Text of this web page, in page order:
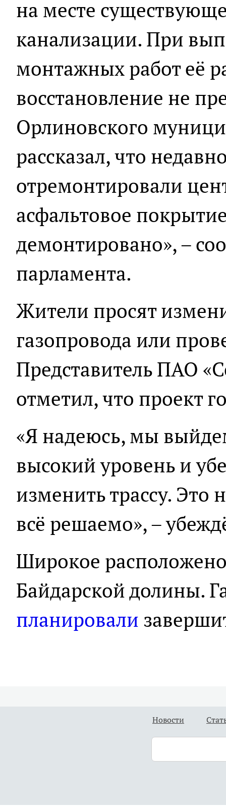
на месте
канализации. При
монтажных работ её
восстановление не
Орлиновского
рассказал, что
отремонтировали
асфальтовое
демонтировано», –
парламента.
Жители просят
газопровода или
Представитель ПАО
отметил, что проект
«Я надеюсь, мы
высокий уровень и
изменить трассу. Это
всё решаемо», –
Широкое
Байдарской долины.
планировали
Новости